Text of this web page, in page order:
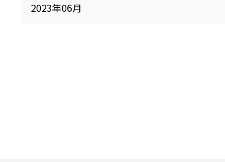
2023年06月